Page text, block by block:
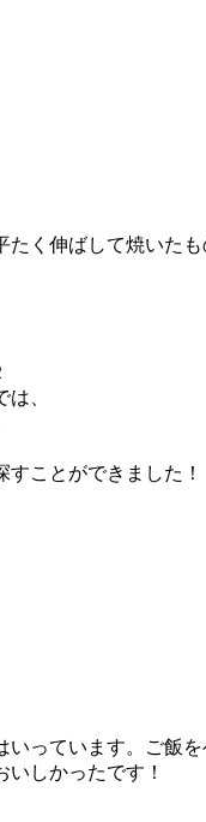
く伸ばして焼いたも
、
ことができました！
っています。ご飯
しかったです！